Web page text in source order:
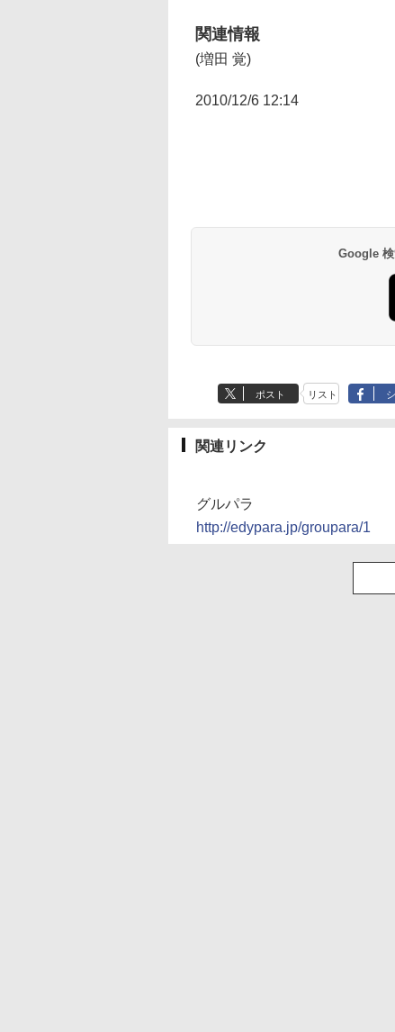
関連情報
(増田 覚)
2010/12/6 12:14
Google 検
ポスト リスト
関連リンク
グルパラ
http://edypara.jp/groupara/1